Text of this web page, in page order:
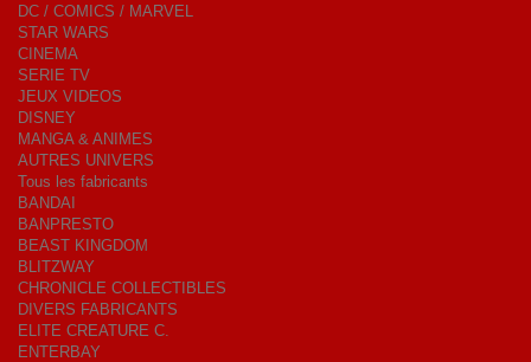
DC / COMICS / MARVEL
STAR WARS
CINEMA
SERIE TV
JEUX VIDEOS
DISNEY
MANGA & ANIMES
AUTRES UNIVERS
Tous les fabricants
BANDAI
BANPRESTO
BEAST KINGDOM
BLITZWAY
CHRONICLE COLLECTIBLES
DIVERS FABRICANTS
ELITE CREATURE C.
ENTERBAY